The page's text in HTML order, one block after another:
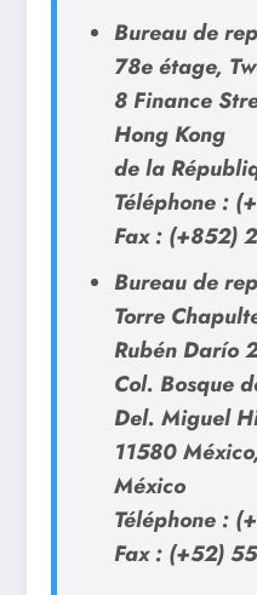
Bureau de
78e étage,
8 Finance
Hong Kong
de la
Téléphone :
Fax : (+852)
Bureau de
Torre
Rubén Darío
Col. Bosque
Del. Miguel
11580
México
Téléphone :
Fax : (+52)